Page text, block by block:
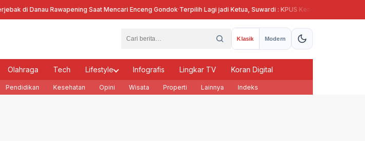
di Danau Rawapening Saat Mencari Enceng Gondok·Terpilih Lagi jadi Ketua, Suwardi : KPUS Kendal Siap Terlibat
Klasik Modern
Olahraga Tech Lifestyle Infografis Lingkar TV Koran Digital
Pendidikan Kesehatan Opini Wisata Properti Lainnya Indeks